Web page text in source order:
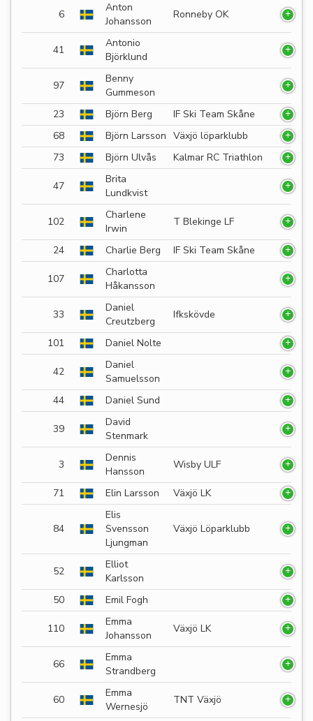
6
Anton
Johansson
Ronneby OK
41
Antonio
Björklund
97
Benny
Gummeson
23
Björn Berg
IF Ski Team Skåne
68
Björn Larsson Växjö löparklubb
73
Björn Ulvås Kalmar RC Triathlon
47
Brita
Lundkvist
102
Charlene
Irwin
T Blekinge LF
24 Charlie Berg IF Ski Team Skåne
107
Charlotta
Håkansson
33
Daniel
Creutzberg
Ifkskövde
101 Daniel Nolte
42
Daniel
Samuelsson
44
Daniel Sund
39
David
Stenmark
3
Dennis
Hansson
Wisby ULF
71 Elin Larsson Växjö LK
84
Elis
Svensson
Ljungman
Växjö Löparklubb
52
Elliot
Karlsson
50
Emil Fogh
110
Emma
Johansson
Växjö LK
66
Emma
Strandberg
60
Emma
Wernesjö
TNT Växjö